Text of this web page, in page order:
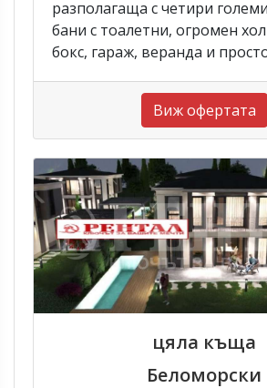
разполагаща с четири
бани с тоалетни, огромен хол
бокс, гараж, веранда и
Виж офертата
цяла къща
Беломорски